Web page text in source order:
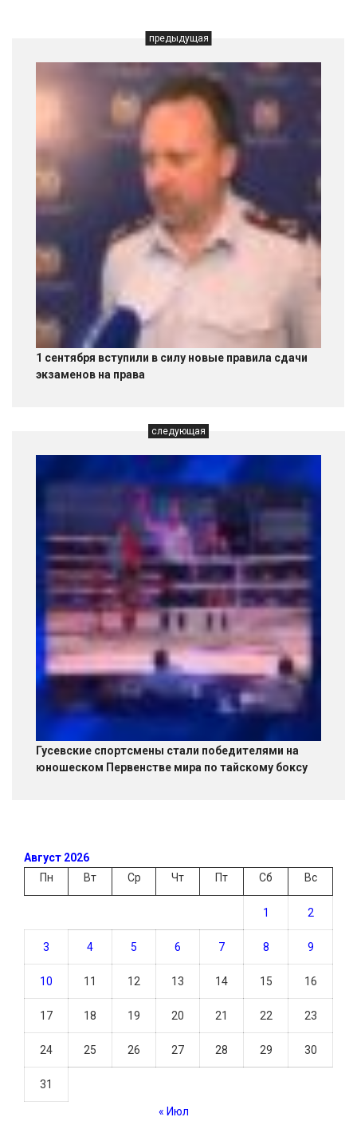
предыдущая
1 сентября вступили в силу новые правила сдачи
экзаменов на права
следующая
Гусевские спортсмены стали победителями на
юношеском Первенстве мира по тайскому боксу
Август 2026
Пн
Вт Ср Чт Пт Сб Вс
1 2
3 4 5 6 7 8 9
10 11 12 13 14 15 16
17 18 19 20 21 22 23
24 25 26 27 28 29 30
31
« Июл